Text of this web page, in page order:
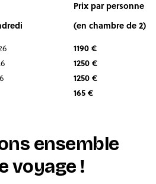
Prix par personne
(en chambre de 2)
1190 €
1250 €
1250 €
165 €
ensemble
voyage !